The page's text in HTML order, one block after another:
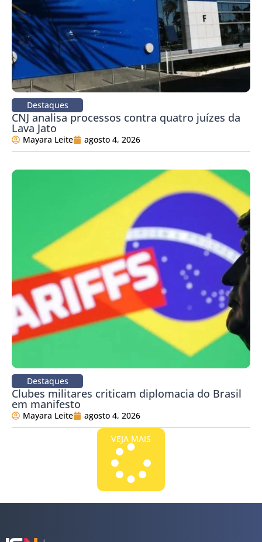
Destaques
CNJ analisa processos contra quatro juízes da
Lava Jato
Mayara Leite agosto 4, 2026
Destaques
Clubes militares criticam diplomacia do Brasil
em manifesto
Mayara Leite agosto 4, 2026
VEJA MAIS